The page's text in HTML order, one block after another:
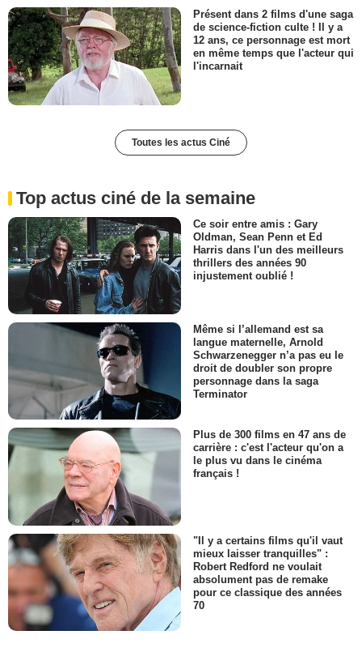
Présent dans 2 films d'une saga
de science-fiction culte ! Il y a
12 ans, ce personnage est mort
en même temps que l'acteur qui
l'incarnait
Toutes les actus Ciné
Top actus ciné de la semaine
Ce soir entre amis : Gary
Oldman, Sean Penn et Ed
Harris dans l'un des meilleurs
thrillers des années 90
injustement oublié !
Même si l’allemand est sa
langue maternelle, Arnold
Schwarzenegger n’a pas eu le
droit de doubler son propre
personnage dans la saga
Terminator
Plus de 300 films en 47 ans de
carrière : c'est l'acteur qu'on a
le plus vu dans le cinéma
français !
"Il y a certains films qu'il vaut
mieux laisser tranquilles" :
Robert Redford ne voulait
absolument pas de remake
pour ce classique des années
70